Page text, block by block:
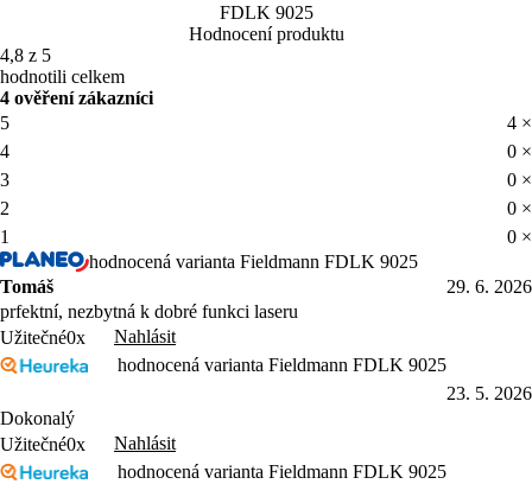
FDLK 9025
Hodnocení produktu
4,8 z 5
hodnotili celkem
4 ověření zákazníci
5
4 ×
4
0 ×
3
0 ×
2
0 ×
1
0 ×
hodnocená varianta Fieldmann FDLK 9025
Tomáš
29. 6. 2026
prfektní, nezbytná k dobré funkci laseru
Užitečné0x
Nahlásit
hodnocená varianta Fieldmann FDLK 9025
23. 5. 2026
Dokonalý
Užitečné0x
Nahlásit
hodnocená varianta Fieldmann FDLK 9025